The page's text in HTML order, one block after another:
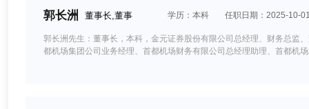
郭长洲 董事长,董事 学历：本科 任职日期：2025-10-
郭长洲先生：董事长，本科，金元证券股份有限公司总经理、财务总监
都机场集团公司业务经理、首都机场财务有限公司总经理助理、首都机